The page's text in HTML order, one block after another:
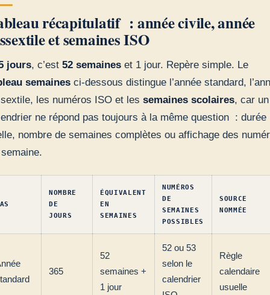
récapitulatif : année civile, année
et semaines ISO
jours, c’est 52 semaines et 1 jour. Repère simple. Le
semaines ci-dessous distingue l’année standard,
les numéros ISO et les semaines scolaires, car un
ne répond pas toujours à la même question : durée
nombre de semaines complètes ou affichage des
NOMBRE
DE
JOURS
ÉQUIVALENT
EN
SEMAINES
NUMÉROS
DE
SEMAINES
POSSIBLES
SOURCE
NOMMÉE
365
52
semaines +
1 jour
52 ou 53
selon le
calendrier
Règle
calendaire
usuelle